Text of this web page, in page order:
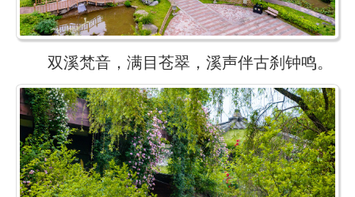
双溪梵音，满目苍翠，溪声伴古刹钟鸣。